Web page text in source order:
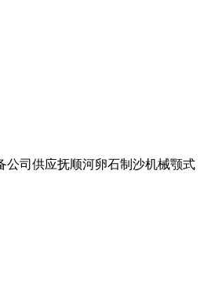
公司供应抚顺河卵石制沙机械颚式